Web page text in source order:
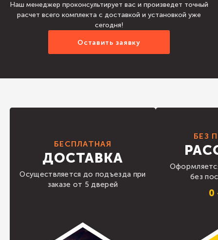
Наш менеджер проконсультирует вас и произведет точный
расчет всего комплекта с доставкой и установкой уже
сегодня!
Оставить заявку
БЕСПЛАТНАЯ
ДОСТАВКА
Осуществляется до подъезда при
заказе от 5 дверей
БЕЗ
без
0